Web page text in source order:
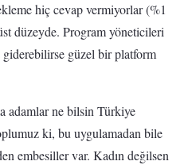
hiç cevap vermiyorlar (%1
düzeyde. Program yöneticileri
giderebilirse güzel bir platform
adamlar ne bilsin Türkiye
ki, bu uygulamadan bile
embesiller var. Kadın değilsen